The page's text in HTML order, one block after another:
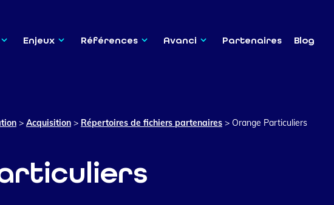
Enjeux Références Avanci Partenaires Blog
> Acquisition > Répertoires de fichiers partenaires > Orange Particuliers